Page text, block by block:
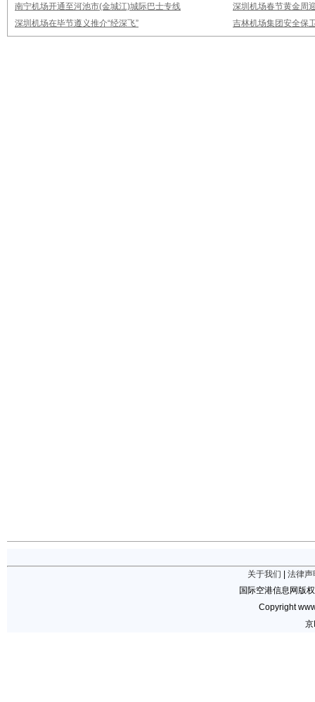
南宁机场开通至河池市(金城江)城际巴士专线
深圳机场春节黄金周
深圳机场在毕节遵义推介“经深飞”
吉林机场集团安全保
关于我们
法律声
国际空港信息网版
Copyright